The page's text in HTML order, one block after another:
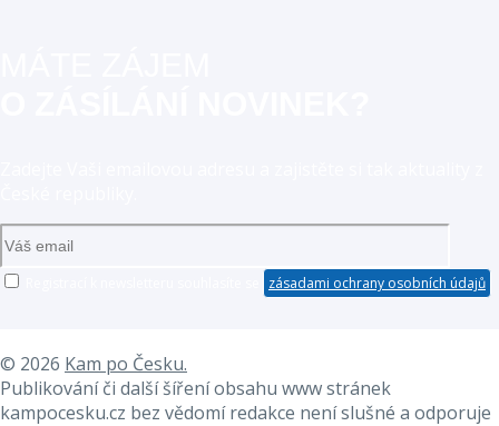
zásadami ochrany osobních údajů
© 2026 Kam po Česku.
Publikování či další šíření obsahu www stránek
kampocesku.cz bez vědomí redakce není slušné a odporuje
❅